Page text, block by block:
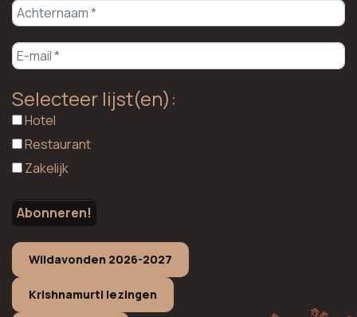
Selecteer lijst(en):
Hotel
Restaurant
Zakelijk
Wildavonden 2026-2027
Krishnamurti lezingen